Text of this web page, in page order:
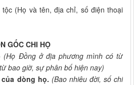
(Họ và tên, địa chỉ, số điện thoại
GỐC CHI HỌ
(Họ Đồng ở địa phương mình có từ
bao giờ, sự phân bố hiện nay)
dòng họ. (Bao nhiêu đời, số chi